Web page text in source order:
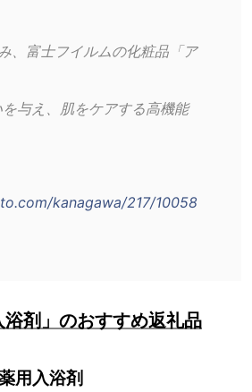
、富士フイルムの化粧品「ア
与え、肌をケアする高機能
kanagawa/217/10058
剤」のおすすめ返礼品
用入浴剤